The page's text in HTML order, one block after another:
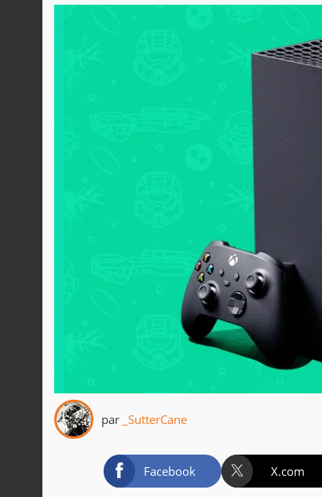
par _SutterCane
Facebook X.com